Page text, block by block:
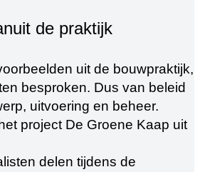
de praktijk
uit de bouwpraktijk,
besproken. Dus van beleid
uitvoering en beheer.
project De Groene Kaap uit
delen tijdens de